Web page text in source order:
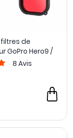
de
GoPro Hero9 /
8 Avis